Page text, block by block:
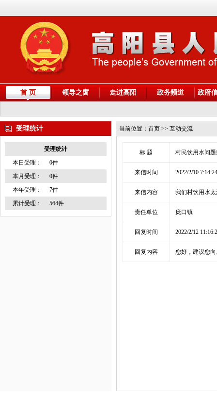
首 页 领导之窗 走进高阳 政务频道 政府
受理统计
受理统计
本日受理：
0件
本月受理：
0件
本年受理：
7件
累计受理：
564件
当前位置： 首页 >> 互动交流
标 题 村民饮用水问
来信时间 2022/2/10 7:14:24
来信内容 我们村饮用水
责任单位 庞口镇
回复时间 2022/2/12
回复内容 您好，建议您向